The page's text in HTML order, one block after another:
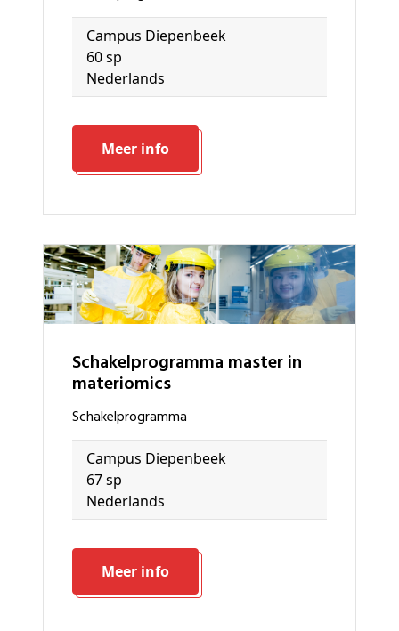
Campus Diepenbeek
60 sp
Nederlands
Meer info
schakelprogramma master in
materiomics
schakelprogramma
Campus Diepenbeek
67 sp
Nederlands
Meer info